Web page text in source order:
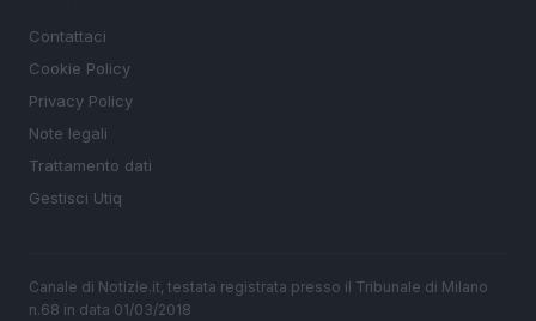
Contattaci
Cookie Policy
Privacy Policy
Note legali
Trattamento dati
Gestisci Utiq
Canale di Notizie.it, testata registrata presso il Tribunale di Milano
n.68 in data 01/03/2018